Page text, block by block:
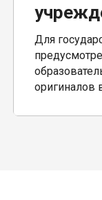
Для
оригиналов